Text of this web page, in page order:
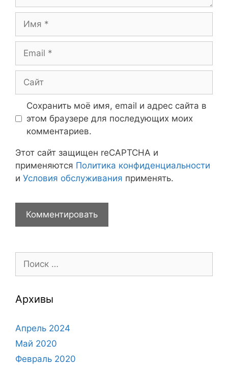
Сохранить моё имя, email и адрес сайта в
этом браузере для последующих моих
комментариев.
Этот сайт защищен reCAPTCHA и
применяются Политика конфиденциальности
и Условия обслуживания применять.
Архивы
Апрель 2024
Май 2020
Февраль 2020